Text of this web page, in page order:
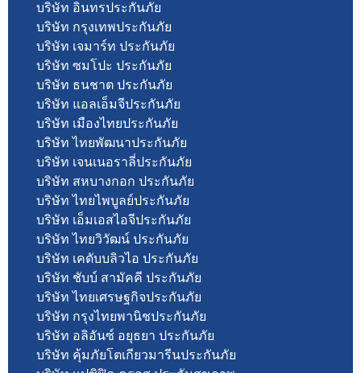
บริษัท อินทรประกันภัย
บริษัท กรุงเทพประกันภัย
บริษัท เจมาร์ท ประกันภัย
บริษัท ซมโปะ ประกันภัย
บริษัท ธนชาต ประกันภัย
บริษัท แอลเอ็มจีประกันภัย
บริษัท เมืองไทยประกันภัย
บริษัท ไทยพัฒนาประกันภัย
บริษัท เจนเนอราลี่ประกันภัย
บริษัท สหบางกอก ประกันภัย
บริษัท ไทยไพบูลย์ประกันภัย
บริษัท เอ็มเอสไอจีประกันภัย
บริษัท ไทยวิวัฒน์ ประกันภัย
บริษัท เคดับบลิวไอ ประกันภัย
บริษัท ชับบ์ สามัคคี ประกันภัย
บริษัท ไทยเศรษฐกิจประกันภัย
บริษัท กรุงไทยพานิชประกันภัย
บริษัท อลิอันซ์ อยุธยา ประกันภัย
บริษัท คุ้มภัยโตเกียวมารีนประกันภัย